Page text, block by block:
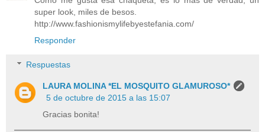
super look, miles de besos.
http://www.fashionismylifebyestefania.com/
Responder
Respuestas
LAURA MOLINA *EL MOSQUITO GLAMUROSO*
5 de octubre de 2015 a las 15:07
Gracias bonita!